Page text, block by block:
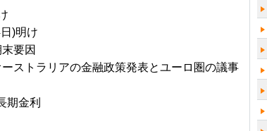
)明け
要因
ストラリアの金融政策発表とユーロ圏の議事
期金利